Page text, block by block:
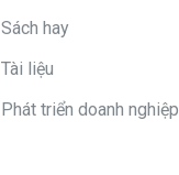
Sách hay
Tài liệu
Phát triển doanh nghiệp